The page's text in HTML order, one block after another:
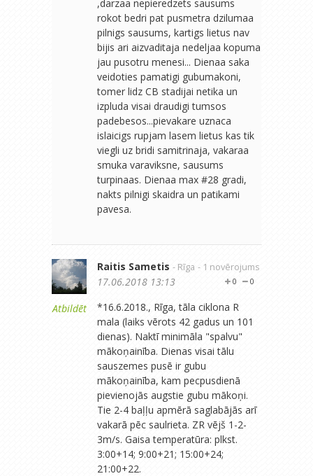
,darzaa nepieredzets sausums
rokot bedri pat pusmetra dzilumaa
pilnigs sausums, kartigs lietus nav
bijis ari aizvaditaja nedeljaa kopuma
jau pusotru menesi... Dienaa saka
veidoties pamatigi gubumakoni,
tomer lidz CB stadijai netika un
izpluda visai draudigi tumsos
padebesos...pievakare uznaca
islaicigs rupjam lasem lietus kas tik
viegli uz bridi samitrinaja, vakaraa
smuka varaviksne, sausums
turpinaas. Dienaa max #28 gradi,
nakts pilnigi skaidra un patikami
pavesa.
Atbildēt
Raitis Sametis - Rīga - 1 novērojums
0
0
17.06.2018 13:13
*16.6.2018., Rīga, tāla ciklona R
mala (laiks vērots 42 gadus un 101
dienas). Naktī minimāla "spalvu"
mākoņainība. Dienas visai tālu
sauszemes pusē ir gubu
mākoņainība, kam pecpusdienā
pievienojās augstie gubu mākoņi.
Tie 2-4 baļļu apmērā saglabājās arī
vakarā pēc saulrieta. ZR vējš 1-2-
3m/s. Gaisa temperatūra: plkst.
3:00+14; 9:00+21; 15:00+24;
21:00+22.